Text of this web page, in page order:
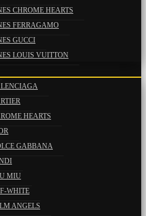
CHROME HEARTS
FERRAGAMO
GUCCI
LOUIS VUITTON
HEARTS
GABBANA
MIU
WHITE
ANGELS